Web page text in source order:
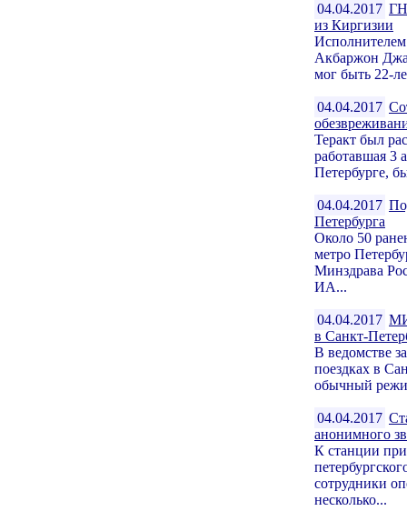
04.04.2017
из Киргизии
Исполнителем
Акбаржон
мог быть 22-
04.04.2017
Теракт был
работавшая 3
Петербурге,
04.04.2017
Петербурга
Около 50
метро
Минздрава
ИА...
04.04.2017
в Санкт-
В ведомстве
поездках в
обычный
04.04.2017
анонимного
К станции
сотрудники
несколько...